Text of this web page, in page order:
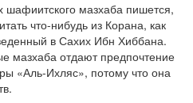
шафиитского мазхаба пишется,
что-нибудь из Корана, как
в Сахих Ибн Хиббана.
мазхаба отдают предпочтение
«Аль-Ихляс», потому что она